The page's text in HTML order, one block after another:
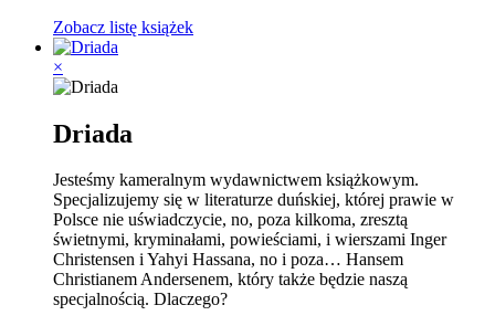
Zobacz listę książek
×
Driada
Jesteśmy kameralnym wydawnictwem książkowym.
Specjalizujemy się w literaturze duńskiej, której prawie w
Polsce nie uświadczycie, no, poza kilkoma, zresztą
świetnymi, kryminałami, powieściami, i wierszami Inger
Christensen i Yahyi Hassana, no i poza… Hansem
Christianem Andersenem, który także będzie naszą
specjalnością. Dlaczego?